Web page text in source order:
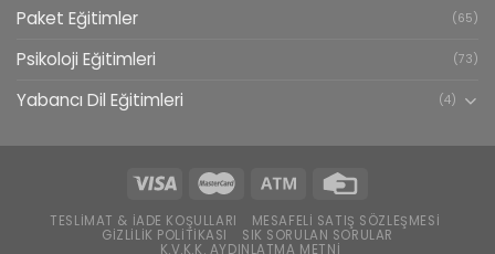
Paket Eğitimler (65)
Psikoloji Eğitimleri (73)
Yabancı Dil Eğitimleri (4)
TESLIMAT & İADE KOŞULLARI
MESAFELI SATIŞ SÖZLEŞMESI
GIZLILIK POLITIKASI
SIK SORULAN SORULAR
K.V.K.K. AYDINLATMA METNI